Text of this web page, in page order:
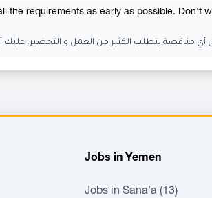
the requirements as early as possible. Don't
أي مناقصة يتطلب الكثير من العمل و التحضير، عليك
Jobs in Yemen
Jobs in Sana'a (13)